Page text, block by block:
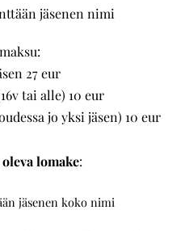
jäsenen nimi
27 eur
tai alle) 10 eur
jo yksi jäsen) 10 eur
lomake:
jäsenen koko nimi